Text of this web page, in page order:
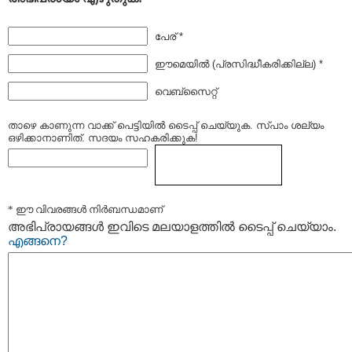
പേര് *
ഈമെയില്‍ (പ്രസിദ്ധീകരിക്കില്ല) *
വെബ്സൈറ്റ്
താഴെ കാണുന്ന വാക്ക് പെട്ടിയില്‍ ടൈപ്പ്‌ ചെയ്യുക. സ്പാം ശല്യം
ഒഴിക്കാനാണിത്. സദയം സഹകരിക്കുക!
* ഈ വിവരങ്ങള്‍ നിര്‍ബന്ധമാണ്
അഭിപ്രായങ്ങള്‍ ഇവിടെ മലയാളത്തില്‍ ടൈപ്പ് ചെയ്യാം.
എങ്ങനെ?